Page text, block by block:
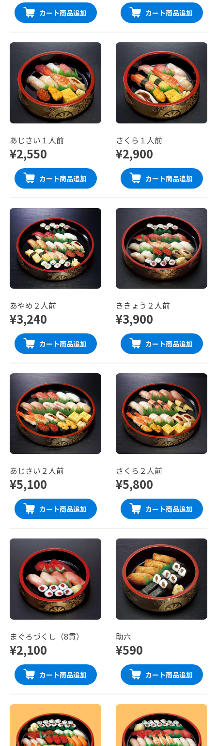
カート商品追加 カート商品追加
あじさい１人前
¥2,550
カート商品追加
さくら１人前
¥2,900
カート商品追加
あやめ２人前
¥3,240
カート商品追加
ききょう２人前
¥3,900
カート商品追加
あじさい２人前
¥5,100
カート商品追加
さくら２人前
¥5,800
カート商品追加
まぐろづくし（8貫）
¥2,100
カート商品追加
助六
¥590
カート商品追加